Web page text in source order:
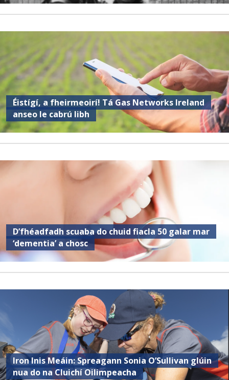
Éistígí, a fheirmeoirí! Tá Gas Networks Ireland
anseo le cabrú libh
D’fhéadfadh scuaba do chuid fiacla 50 galar mar
‘dementia’ a chosc
Iron Inis Meáin: Spreagann Sonia O’Sullivan glúin
nua do na Cluichí Oilimpeacha